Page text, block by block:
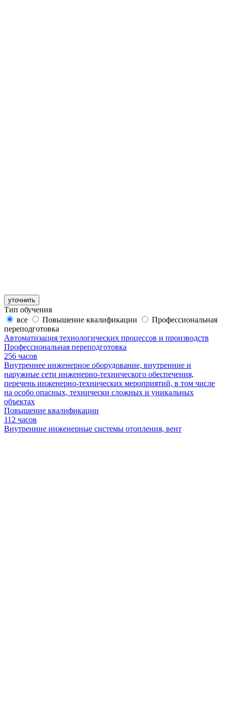
уточнить
Тип обучения
все
Повышение квалификации
Профессиональная
переподготовка
Автоматизация технологических процессов и производств
Профессиональная переподготовка
256 часов
Внутреннее инженерное оборудование, внутренние и
наружные сети инженерно-технического обеспечения,
перечень инженерно-технических мероприятий, в том числе
на особо опасных, технически сложных и уникальных
объектах
Повышение квалификации
112 часов
Внутренние инженерные системы отопления, вент